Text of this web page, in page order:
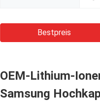
Bestpreis
OEM-Lithium-
Samsung